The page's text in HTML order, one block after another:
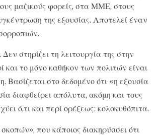
μαζικούς φορείς, στα ΜΜΕ, στους
της εξουσίας. Αποτελεί έναν
στηρίζει τη λειτουργία της στην
και το μόνο καθήκον των πολιτών είναι
στο δεδομένο ότι «η εξουσία
διαφθείρει απόλυτα, ακόμη και τους
ό,τι και περί ορέξεως: κολοκυθόπιτα.
που κάποιος διακηρύσσει ότι